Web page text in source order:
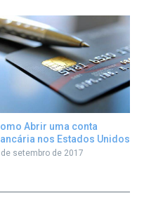
Abrir uma conta
nos Estados Unidos
de setembro de 2017